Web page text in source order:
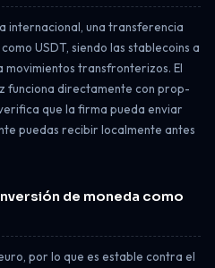
internacional, una transferencia
USDT, siendo las stablecoins a
movimientos transfronterizos. El
funciona directamente con prop-
que la firma pueda enviar
puedas recibir localmente antes
de moneda como
por lo que es estable contra el